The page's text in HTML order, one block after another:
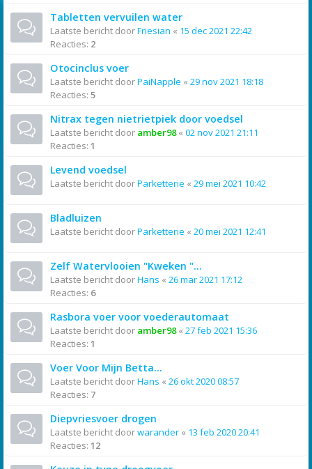
Tabletten vervuilen water
Laatste bericht doorFriesian « 15 dec 2021 22:42
Reacties: 2
Otocinclus voer
Laatste bericht doorPaiNapple « 29 nov 2021 18:18
Reacties: 5
Nitrax tegen nietrietpiek door voedsel
Laatste bericht door amber98« 02 nov 2021 21:11
Reacties: 1
Levend voedsel
Laatste bericht doorParketterie « 29 mei 2021 10:42
Bladluizen
Laatste bericht doorParketterie « 20 mei 2021 12:41
Zelf Watervlooien "Kweken "...
Laatste bericht doorHans « 26 mar 2021 17:12
Reacties: 6
Rasbora voer voor voederautomaat
Laatste bericht door amber98« 27 feb 2021 15:36
Reacties: 1
Voer Voor Mijn Betta...
Laatste bericht doorHans « 26 okt 2020 08:57
Reacties: 7
Diepvriesvoer drogen
Laatste bericht doorwarander « 13 feb 2020 20:41
Reacties: 12